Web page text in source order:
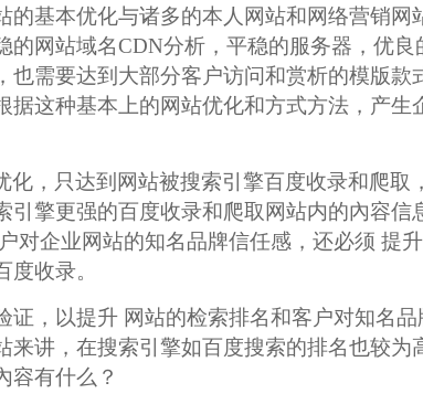
的基本优化与诸多的本人网站和网络营销网
的网站域名CDN分析，平稳的服务器，优良
也需要达到大部分客户访问和赏析的模版款
据这种基本上的网站优化和方式方法，产生
化，只达到网站被搜索引擎百度收录和爬取
引擎更强的百度收录和爬取网站内的內容信
对企业网站的知名品牌信任感，还必须 提升
收录。
，以提升 网站的检索排名和客户对知名品
来讲，在搜索引擎如百度搜索的排名也较为
容有什么？